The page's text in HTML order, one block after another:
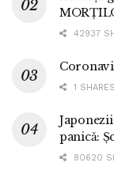
42937
1 SHARES
panică:
80620